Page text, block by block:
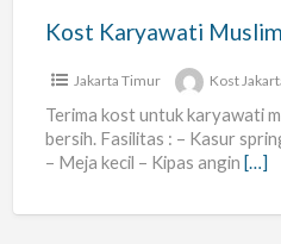
Jakarta Timur Kost
Terima kost untuk karyawati
bersih. Fasilitas : – Kasur
– Meja kecil – Kipas angin […]